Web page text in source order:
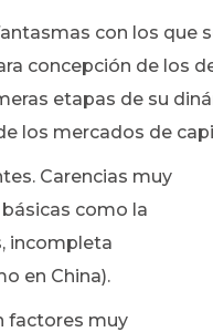
con los que
concepción de los
etapas de su
los mercados de
Carencias muy
como la
incompleta
en China).
factores muy